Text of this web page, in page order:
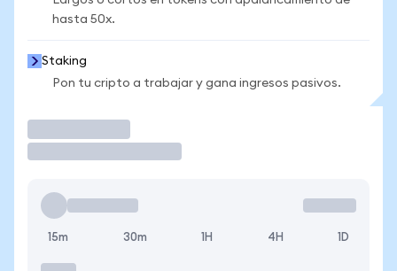
hasta 50x.
Staking
Pon tu cripto a trabajar y gana ingresos pasivos.
15m 30m 1H 4H 1D